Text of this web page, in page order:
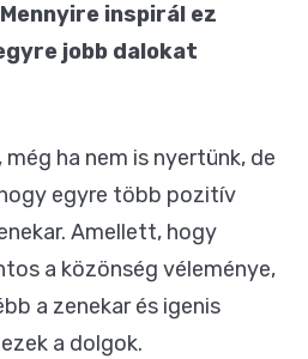
inspirál ez
jobb dalokat
még ha nem is nyertünk, de
egyre több pozitív
Amellett, hogy
a közönség véleménye,
a zenekar és igenis
a dolgok.